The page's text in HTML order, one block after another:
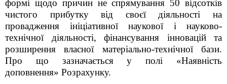
формі щодо причин не спрямування 50 відсотків
чистого прибутку від своєї діяльності на
провадження ініціативної наукової і науково-
технічної діяльності, фінансування інновацій та
розширення власної матеріально-технічної бази.
Про що зазначається у полі «Наявність
доповнення» Розрахунку.